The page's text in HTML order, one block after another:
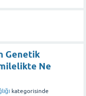
Genetik
Ne
kategorisinde